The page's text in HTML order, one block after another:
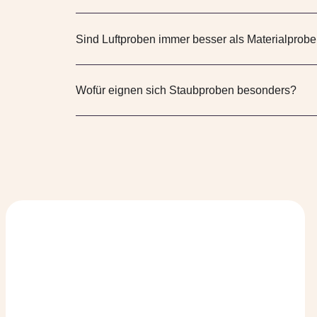
Sind Luftproben immer besser als
Wofür eignen sich Staubproben besonders?